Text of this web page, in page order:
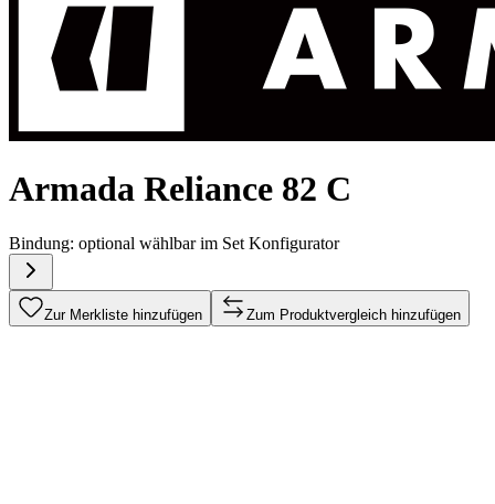
Armada Reliance 82 C
Bindung: optional wählbar im Set Konfigurator
Zur Merkliste hinzufügen Zum Produktvergleich hinzufügen